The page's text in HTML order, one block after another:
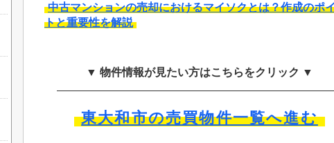
中古マンションの売却におけるマイソクとは？作成のポ
トと重要性を解説
▼ 物件情報が見たい方はこちらをクリック ▼
東大和市の売買物件一覧へ進む